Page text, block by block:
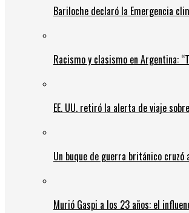
Bariloche declaró la Emergencia
Racismo y clasismo en Argentina:
EE. UU. retiró la alerta de viaje
Un buque de guerra británico
Murió Gaspi a los 23 años: el